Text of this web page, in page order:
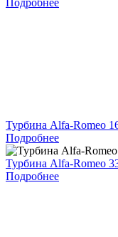
Турбина Alfa-Romeo
Подробнее
Турбина Alfa-Romeo
Подробнее